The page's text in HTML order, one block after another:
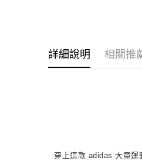
詳細說明 相關推
穿上這款 adidas 大童運